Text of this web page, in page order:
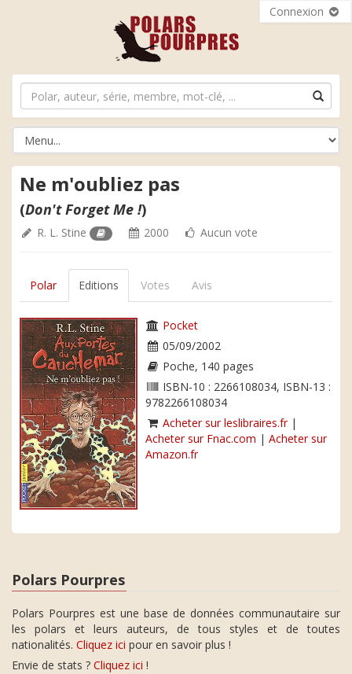
Connexion
Ne m'oubliez pas
(Don't Forget Me !)
R. L. Stine 2000 Aucun vote
Polar Editions Votes Avis
Pocket
05/09/2002
Poche, 140 pages
ISBN-10 : 2266108034, ISBN-13 :
9782266108034
Acheter sur leslibraires.fr|
Acheter sur Fnac.com | Acheter sur
Amazon.fr
Polars Pourpres
Polars Pourpres est une base de données communautaire sur
les polars et leurs auteurs, de tous styles et de toutes
nationalités. Cliquez ici pour en savoir plus !
Envie de stats ? Cliquez ici !